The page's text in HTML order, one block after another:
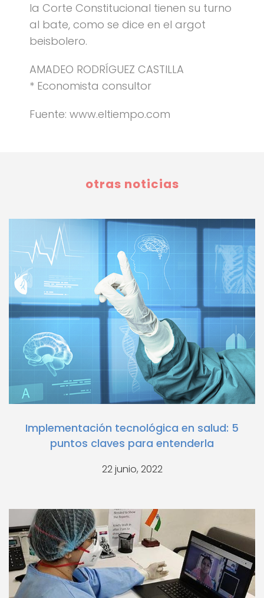
la Corte Constitucional tienen su turno
al bate, como se dice en el argot
beisbolero.
AMADEO RODRÍGUEZ CASTILLA
* Economista consultor
Fuente: www.eltiempo.com
otras noticias
Implementación tecnológica en salud: 5
puntos claves para entenderla
22 junio, 2022